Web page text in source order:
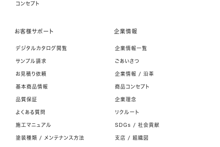
コンセプト
お客様サポート
デジタルカタログ閲覧
サンプル請求
お見積り依頼
基本商品情報
品質保証
よくある質問
施工マニュアル
塗装種類 / メンテナンス方法
企業情報
企業情報一覧
ごあいさつ
企業情報 / 沿革
商品コンセプト
企業理念
リクルート
SDGs / 社会貢献
支店 / 組織図